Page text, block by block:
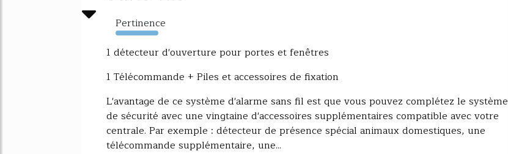
Pertinence
8604%
1 détecteur d'ouverture pour portes et fenêtres
1 Télécommande + Piles et accessoires de fixation
L'avantage de ce système d'alarme sans fil est que vous pouvez complétez le système
de sécurité avec une vingtaine d'accessoires supplémentaires compatible avec votre
centrale. Par exemple : détecteur de présence spécial animaux domestiques, une
télécommande supplémentaire, une...